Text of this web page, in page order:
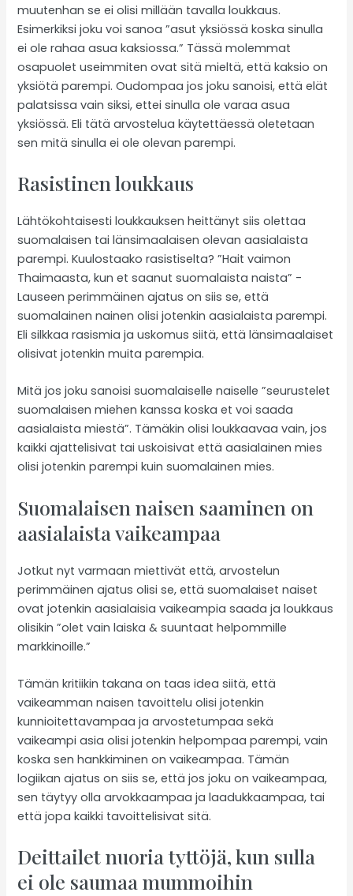
muutenhan se ei olisi millään tavalla loukkaus.
Esimerkiksi joku voi sanoa ”asut yksiössä koska sinulla
ei ole rahaa asua kaksiossa.” Tässä molemmat
osapuolet useimmiten ovat sitä mieltä, että kaksio on
yksiötä parempi. Oudompaa jos joku sanoisi, että elät
palatsissa vain siksi, ettei sinulla ole varaa asua
yksiössä. Eli tätä arvostelua käytettäessä oletetaan
sen mitä sinulla ei ole olevan parempi.
Rasistinen loukkaus
Lähtökohtaisesti loukkauksen heittänyt siis olettaa
suomalaisen tai länsimaalaisen olevan aasialaista
parempi. Kuulostaako rasistiselta? ”Hait vaimon
Thaimaasta, kun et saanut suomalaista naista” -
Lauseen perimmäinen ajatus on siis se, että
suomalainen nainen olisi jotenkin aasialaista parempi.
Eli silkkaa rasismia ja uskomus siitä, että länsimaalaiset
olisivat jotenkin muita parempia.
Mitä jos joku sanoisi suomalaiselle naiselle ”seurustelet
suomalaisen miehen kanssa koska et voi saada
aasialaista miestä”. Tämäkin olisi loukkaavaa vain, jos
kaikki ajattelisivat tai uskoisivat että aasialainen mies
olisi jotenkin parempi kuin suomalainen mies.
Suomalaisen naisen saaminen on
aasialaista vaikeampaa
Jotkut nyt varmaan miettivät että, arvostelun
perimmäinen ajatus olisi se, että suomalaiset naiset
ovat jotenkin aasialaisia vaikeampia saada ja loukkaus
olisikin ”olet vain laiska & suuntaat helpommille
markkinoille.”
Tämän kritiikin takana on taas idea siitä, että
vaikeamman naisen tavoittelu olisi jotenkin
kunnioitettavampaa ja arvostetumpaa sekä
vaikeampi asia olisi jotenkin helpompaa parempi, vain
koska sen hankkiminen on vaikeampaa. Tämän
logiikan ajatus on siis se, että jos joku on vaikeampaa,
sen täytyy olla arvokkaampaa ja laadukkaampaa, tai
että jopa kaikki tavoittelisivat sitä.
Deittailet nuoria tyttöjä, kun sulla
ei ole saumaa mummoihin